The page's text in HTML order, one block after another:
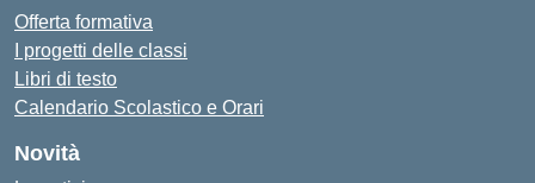
Offerta formativa
I progetti delle classi
Libri di testo
Calendario Scolastico e Orari
Novità